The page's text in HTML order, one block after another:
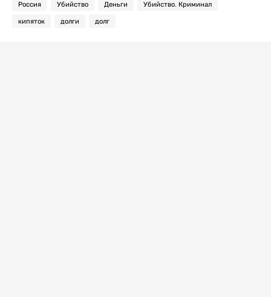
Россия Убийство Деньги Убийство. Криминал
кипяток долги долг